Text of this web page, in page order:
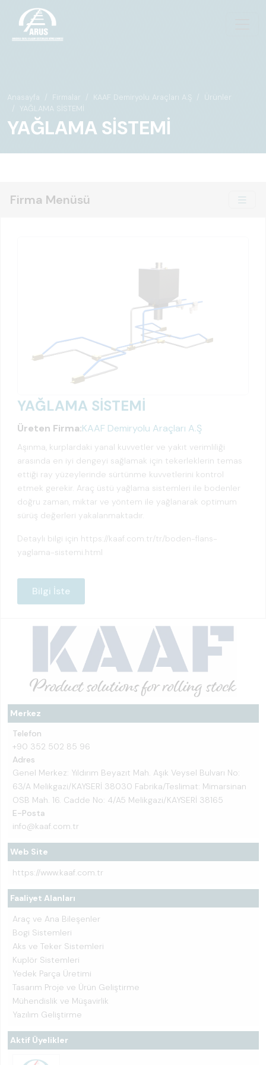
Anasayfa Firmalar KAAF Demiryolu Araçları A.Ş
Ürünler
YAĞLAMA SİSTEMİ
YAĞLAMA SİSTEMİ
Firma Menüsü
Merkez
Telefon
+90 352 502 85 96
Adres
Genel Merkez: Yıldırım Beyazıt Mah. Aşık Veysel Bulvarı No:
63/A Melikgazi/KAYSERİ 38030 Fabrika/Teslimat: Mimarsinan
OSB Mah. 16. Cadde No: 4/A5 Melikgazi/KAYSERİ 38165
E-Posta
info@kaaf.com.tr
Web Site
https://www.kaaf.com.tr
Faaliyet Alanları
Araç ve Ana Bileşenler
Bogi Sistemleri
Aks ve Teker Sistemleri
Kuplör Sistemleri
Yedek Parça Üretimi
Tasarım Proje ve Ürün Geliştirme
Mühendislik ve Müşavirlik
Yazılım Geliştirme
Aktif Üyelikler
YAĞLAMA SİSTEMİ
Üreten Firma:KAAF Demiryolu Araçları A.Ş
Aşınma, kurplardaki yanal kuvvetler ve yakıt verimliliği
arasında en iyi dengeyi sağlamak için tekerleklerin temas
ettiği ray yüzeylerinde sürtünme kuvvetlerini kontrol
etmek gerekir. Araç üstü yağlama sistemleri ile bodenler
doğru zaman, miktar ve yöntem ile yağlanarak optimum
sürüş değerleri yakalanmaktadır.
Detaylı bilgi için https://kaaf.com.tr/tr/boden-flans-
yaglama-sistemi.html
Bilgi İste